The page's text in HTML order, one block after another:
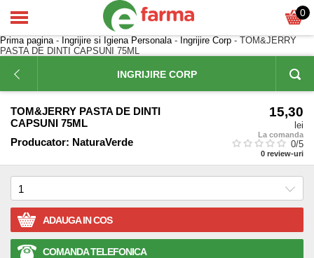
0
Prima pagina- Ingrijire si Igiena Personala- Ingrijire Corp - TOM&JERRY
PASTA DE DINTI CAPSUNI 75ML
INGRIJIRE CORP
TOM&JERRY PASTA DE DINTI
CAPSUNI 75ML
Producator: NaturaVerde
15,30
lei
La comanda
0/5
0 review-uri
ADAUGA IN COS
COMANDA TELEFONICA